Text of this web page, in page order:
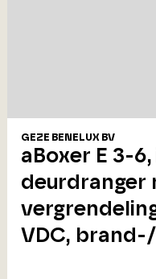
GEZE BENELUX BV
aBoxer E 3-
deurdranger
VDC,